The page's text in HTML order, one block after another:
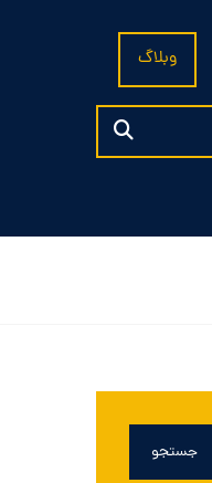
وبلاگ
جستجو